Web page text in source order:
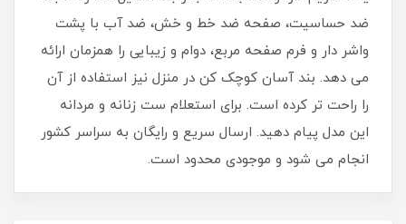
ضد حساسیت، صفحه ضد خط و خش، ضد آب با پشت
واشر دار و فرم صفحه مربع، دوام و زیبایی را همزمان ارائه
می دهد. بند آسان کوچک کن در منزل نیز استفاده از آن
را راحت تر کرده است. برای استعلام ست زنانه و مردانه
این مدل پیام دهید. ارسال سریع و رایگان به سراسر کشور
انجام می شود و موجودی محدود است.